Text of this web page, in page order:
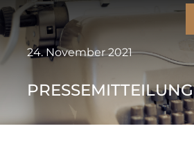
Zum
Inhalt
springen24. November 2021
PRESSEMITTEILUNG